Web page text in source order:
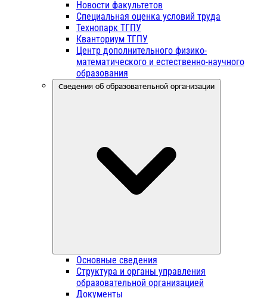
Новости факультетов
Специальная оценка условий труда
Технопарк ТГПУ
Кванториум ТГПУ
Центр дополнительного физико-
математического и естественно-научного
образования
Сведения об образовательной организации
Основные сведения
Структура и органы управления
образовательной организацией
Документы